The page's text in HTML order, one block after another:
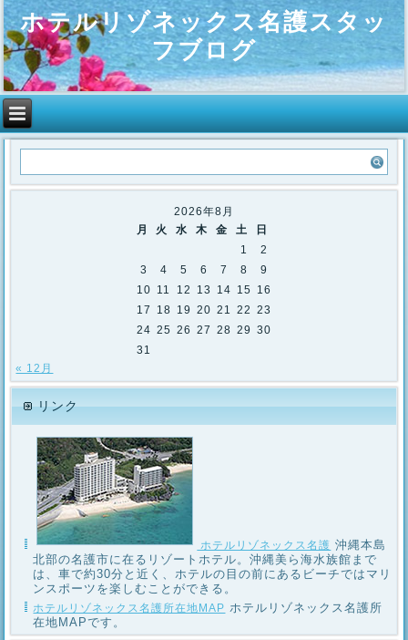
ホテルリゾネックス名護スタッ
フブログ
2026年8月
月
火 水 木 金 土
日
1
2
3
4 5 6 7 8
9
10 11 12 13 14 15
16
17
18 19 20 21 22 23
24 25 26 27 28 29 30
31
« 12月
リンク
ホテルリゾネックス名護 沖縄本島
北部の名護市に在るリゾートホテル。沖縄美ら海水族館まで
は、車で約30分と近く、ホテルの目の前にあるビーチではマリ
ンスポーツを楽しむことができる。
ホテルリゾネックス名護所在地MAP ホテルリゾネックス名護所
在地MAPです。